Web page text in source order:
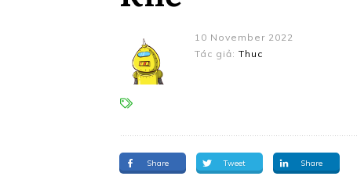
10 November 2022
Tác giả: Thuc
Share Tweet Share